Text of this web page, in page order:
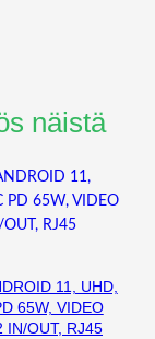
näistä
11, UHD,
65W, VIDEO
IN/OUT, RJ45